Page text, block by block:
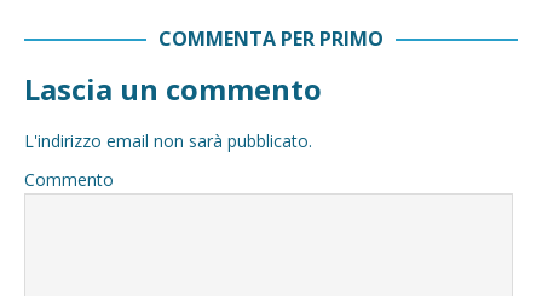
COMMENTA PER PRIMO
Lascia un commento
L'indirizzo email non sarà pubblicato.
Commento